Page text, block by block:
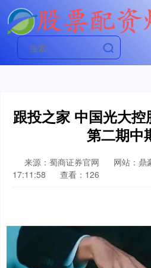
跟投之家 中国光大
第二期中
来源：蜀商证券官网 网站：鼎
17:11:58
查看：126